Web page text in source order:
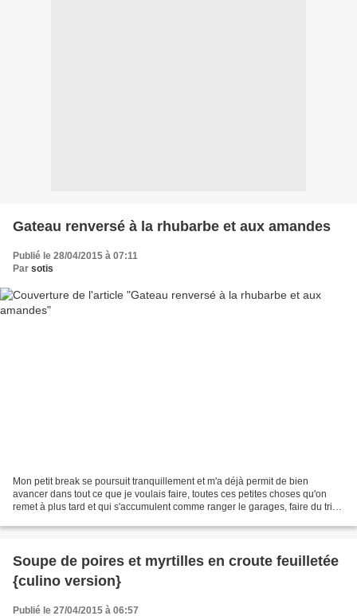
Gateau renversé à la rhubarbe et aux amandes
Publié le 28/04/2015 à 07:11
Par sotis
Mon petit break se poursuit tranquillement et m'a déjà permit de bien
avancer dans tout ce que je voulais faire, toutes ces petites choses qu'on
remet à plus tard et qui s'accumulent comme ranger le garages, faire du tri
Soupe de poires et myrtilles en croute feuilletée
{culino version}
Publié le 27/04/2015 à 06:57